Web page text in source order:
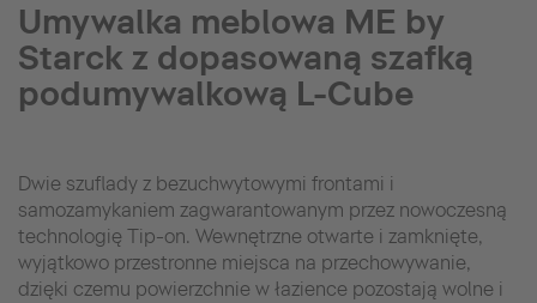
Umywalka meblowa ME by
Starck z dopasowaną szafką
podumywalkową L-Cube
Dwie szuflady z bezuchwytowymi frontami i
samozamykaniem zagwarantowanym przez nowoczesną
technologię Tip-on. Wewnętrzne otwarte i zamknięte,
wyjątkowo przestronne miejsca na przechowywanie,
dzięki czemu powierzchnie w łazience pozostają wolne i